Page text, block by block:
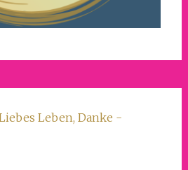
Leben, Danke -